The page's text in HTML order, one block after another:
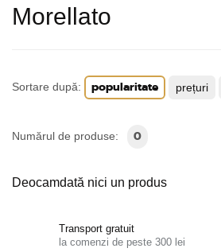
Morellato
Sortare după: popularitate prețuri
Numărul de produse: 0
Deocamdată nici un produs
Transport gratuit
la comenzi de peste 300 lei